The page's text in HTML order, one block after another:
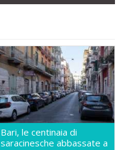
Bari, le centinaia di
saracinesche abbassate a